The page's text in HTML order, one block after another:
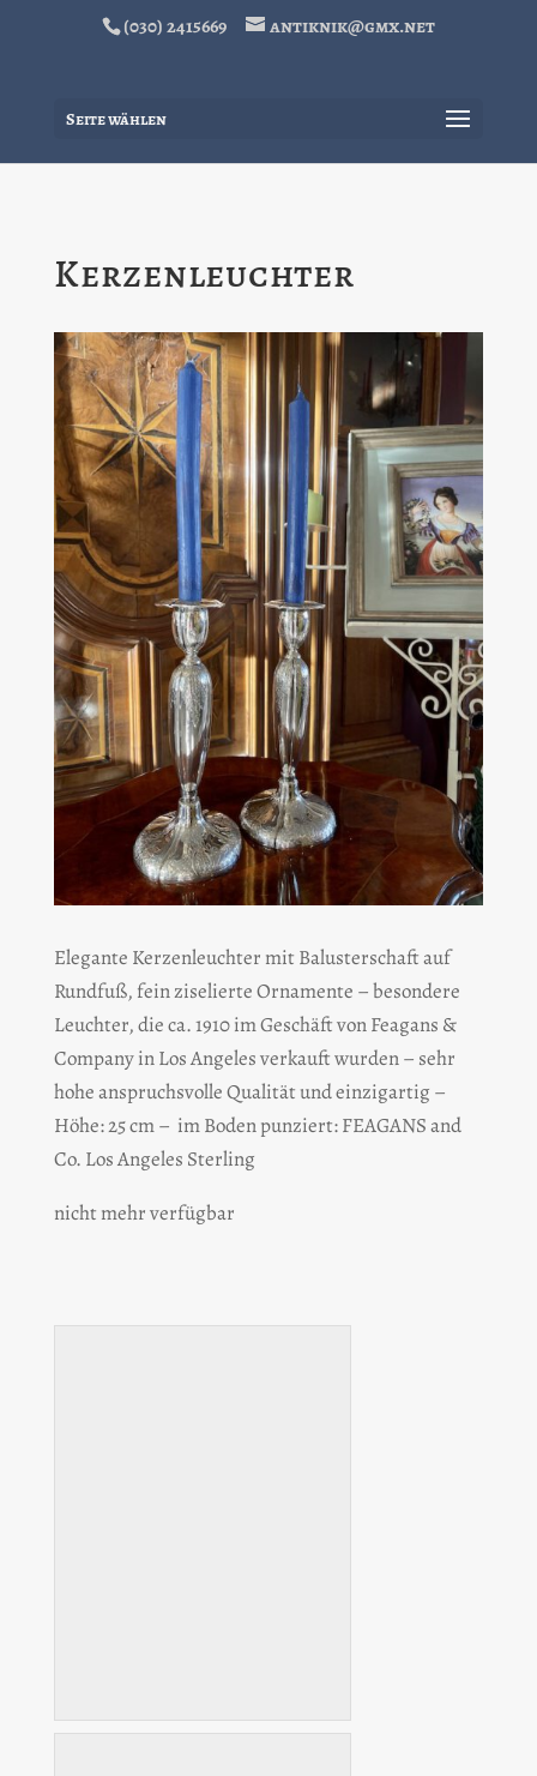
(030) 2415669 antiknik@gmx.net
Seite wählen
Kerzenleuchter
Elegante Kerzenleuchter mit Balusterschaft auf
Rundfuß, fein ziselierte Ornamente – besondere
Leuchter, die ca. 1910 im Geschäft von Feagans &
Company in Los Angeles verkauft wurden – sehr
hohe anspruchsvolle Qualität und einzigartig –
Höhe: 25 cm – im Boden punziert: FEAGANS and
Co. Los Angeles Sterling
nicht mehr verfügbar